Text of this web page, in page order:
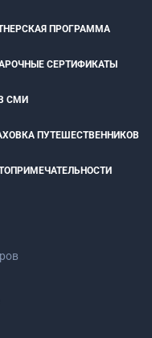
ПРОГРАММА
СЕРТИФИКАТЫ
СМИ
ПУТЕШЕСТВЕННИКОВ